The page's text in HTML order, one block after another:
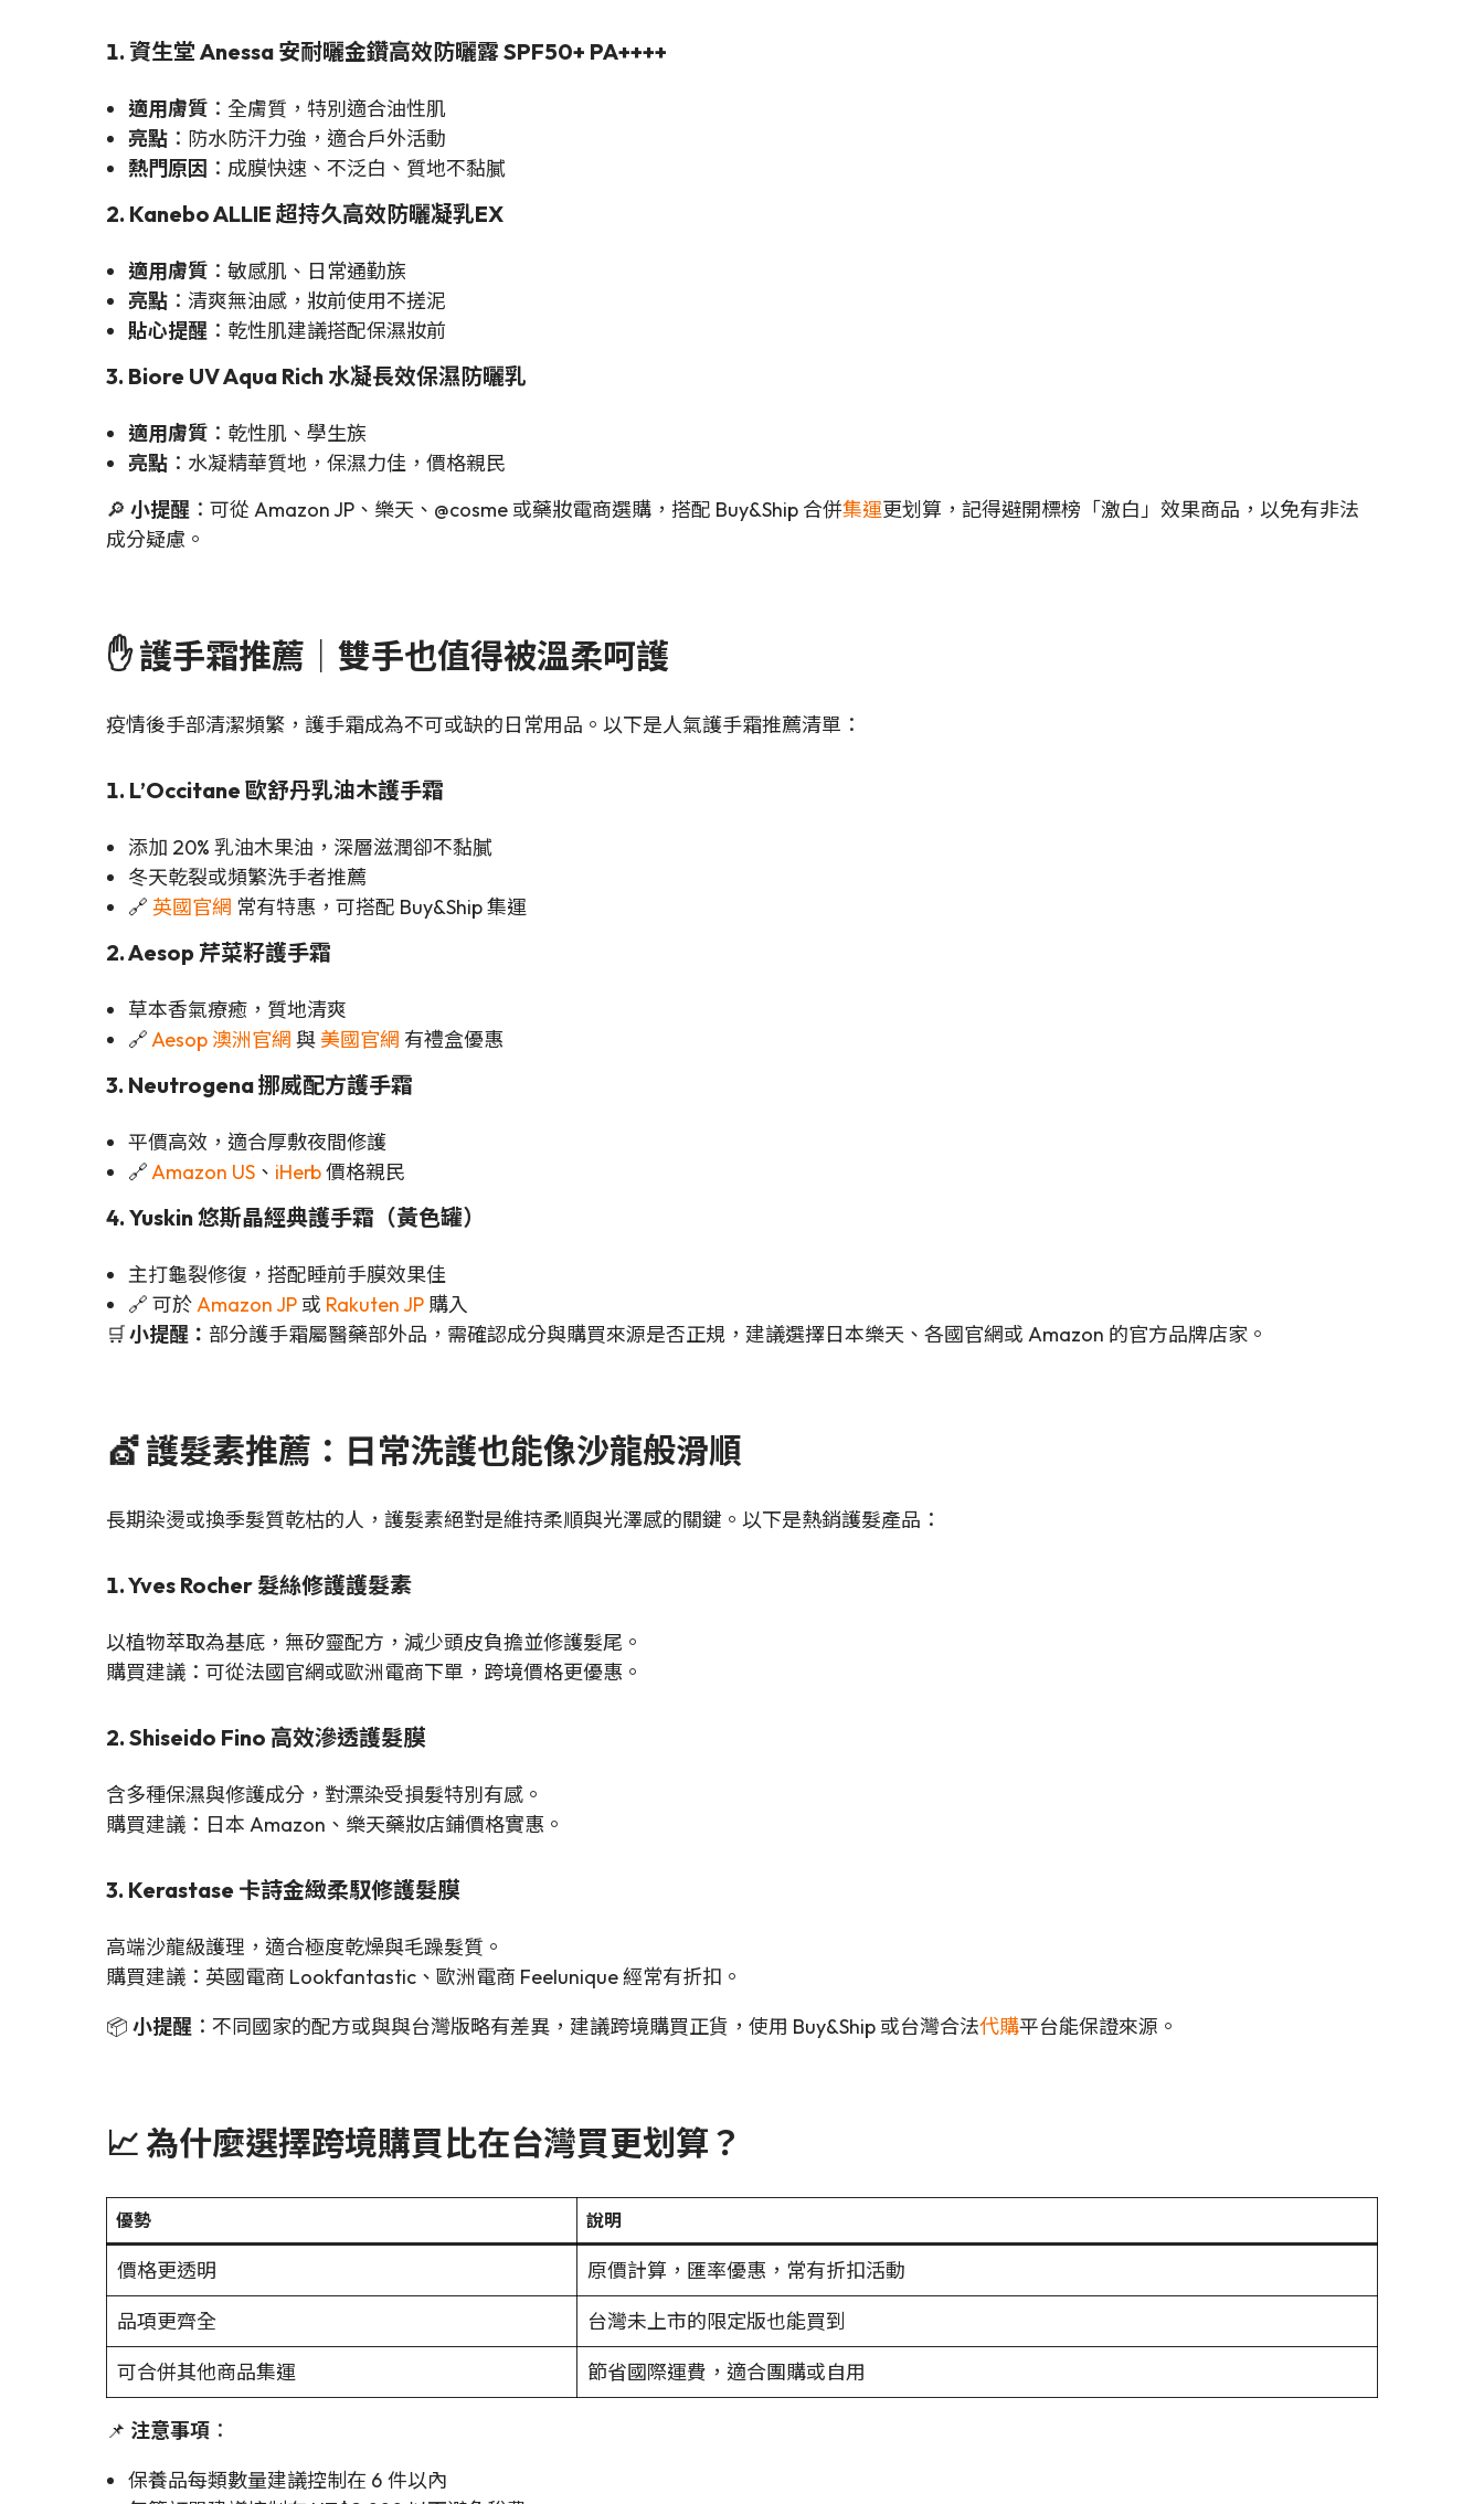
1. 資生堂 Anessa 安耐曬金鑽高效防曬露 SPF50+ PA++++
適用膚質 ：全膚質，特別適合油性肌
亮點 ：防水防汗力強，適合戶外活動
熱門原因 ：成膜快速、不泛白、質地不黏膩
2. Kanebo ALLIE 超持久高效防曬凝乳EX
適用膚質 ：敏感肌、日常通勤族
亮點 ：清爽無油感，妝前使用不搓泥
貼心提醒 ：乾性肌建議搭配保濕妝前
3. Biore UV Aqua Rich 水凝長效保濕防曬乳
適用膚質 ：乾性肌、學生族
亮點 ：水凝精華質地，保濕力佳，價格親民
🔎 小提醒 ：可從 Amazon JP、樂天、@cosme 或藥妝電商選購，搭配 Buy&Ship 合併集運更划算，記得避開標榜「激白」效果商品，以免有非法
成分疑慮。
✋ 護手霜推薦｜雙手也值得被溫柔呵護
疫情後手部清潔頻繁，護手霜成為不可或缺的日常用品。以下是人氣護手霜推薦清單：
1. L’Occitane 歐舒丹乳油木護手霜
添加 20% 乳油木果油，深層滋潤卻不黏膩
冬天乾裂或頻繁洗手者推薦
🔗 英國官網 常有特惠，可搭配 Buy&Ship 集運
2. Aesop 芹菜籽護手霜
草本香氣療癒，質地清爽
🔗Aesop 澳洲官網 與 美國官網 有禮盒優惠
3. Neutrogena 挪威配方護手霜
平價高效，適合厚敷夜間修護
🔗Amazon US 、 iHerb價格親民
4. Yuskin 悠斯晶經典護手霜（黃色罐）
主打龜裂修復，搭配睡前手膜效果佳
🔗 可於Amazon JP 或 Rakuten JP 購入
🛒小提醒： 部分護手霜屬醫藥部外品，需確認成分與購買來源是否正規，建議選擇日本樂天、各國官網或 Amazon 的官方品牌店家。
💇 護髮素推薦：日常洗護也能像沙龍般滑順
長期染燙或換季髮質乾枯的人，護髮素絕對是維持柔順與光澤感的關鍵。以下是熱銷護髮產品：
1. Yves Rocher 髮絲修護護髮素
以植物萃取為基底，無矽靈配方，減少頭皮負擔並修護髮尾。
購買建議：可從法國官網或歐洲電商下單，跨境價格更優惠。
2. Shiseido Fino 高效滲透護髮膜
含多種保濕與修護成分，對漂染受損髮特別有感。
購買建議：日本 Amazon、樂天藥妝店鋪價格實惠。
3. Kerastase 卡詩金緻柔馭修護髮膜
高端沙龍級護理，適合極度乾燥與毛躁髮質。
購買建議：英國電商 Lookfantastic、歐洲電商 Feelunique 經常有折扣。
📦 小提醒 ：不同國家的配方或與與台灣版略有差異，建議跨境購買正貨，使用 Buy&Ship 或台灣合法代購平台能保證來源。
📈 為什麼選擇跨境購買比在台灣買更划算？
優勢 說明
價格更透明
原價計算，匯率優惠，常有折扣活動
品項更齊全
台灣未上市的限定版也能買到
可合併其他商品集運
節省國際運費，適合團購或自用
📌 注意事項 ：
保養品每類數量建議控制在 6 件以內